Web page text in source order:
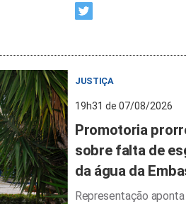
JUSTIÇA
19h31 de 07/08/2026
Promotoria
sobre falta de
da água da
Representação